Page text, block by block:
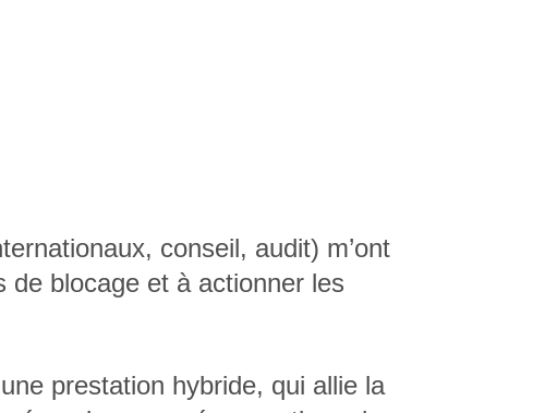
conseil, audit) m’ont
de blocage et à actionner les
prestation hybride, qui allie la